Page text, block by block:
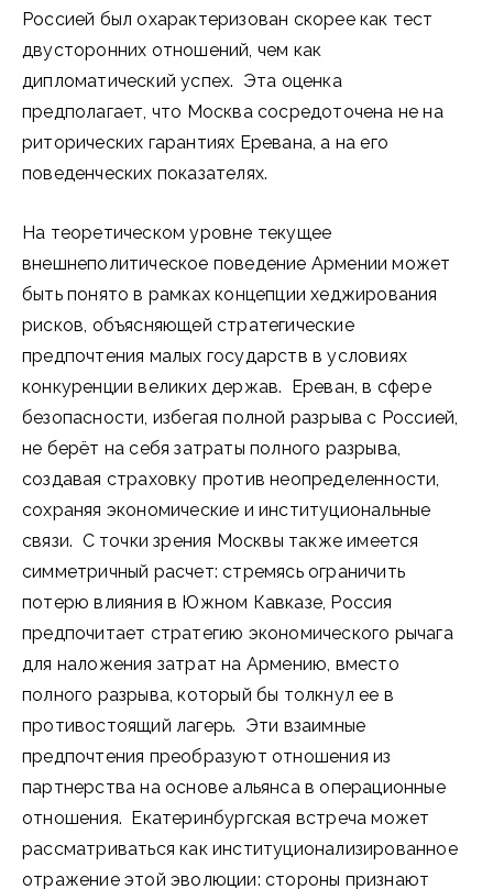
Россией был охарактеризован скорее как тест
двусторонних отношений, чем как
дипломатический успех. Эта оценка
предполагает, что Москва сосредоточена не на
риторических гарантиях Еревана, а на его
поведенческих показателях.
На теоретическом уровне текущее
внешнеполитическое поведение Армении может
быть понято в рамках концепции хеджирования
рисков, объясняющей стратегические
предпочтения малых государств в условиях
конкуренции великих держав. Ереван, в сфере
безопасности, избегая полной разрыва с Россией,
не берёт на себя затраты полного разрыва,
создавая страховку против неопределенности,
сохраняя экономические и институциональные
связи. С точки зрения Москвы также имеется
симметричный расчет: стремясь ограничить
потерю влияния в Южном Кавказе, Россия
предпочитает стратегию экономического рычага
для наложения затрат на Армению, вместо
полного разрыва, который бы толкнул ее в
противостоящий лагерь. Эти взаимные
предпочтения преобразуют отношения из
партнерства на основе альянса в операционные
отношения. Екатеринбургская встреча может
рассматриваться как институционализированное
отражение этой эволюции: стороны признают